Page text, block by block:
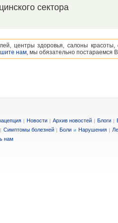
сектора
центры здоровья, салоны красоты,
нам, мы обязательно постараемся
| Новости | Архив новостей | Блоги |
| Симптомы болезней | Боли и Нарушения |
нам